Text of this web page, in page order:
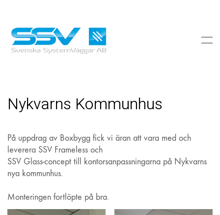
Nykvarns Kommunhus
På uppdrag av Boxbygg fick vi äran att vara med och
leverera SSV Frameless och
SSV Glass-concept till kontorsanpassningarna på Nykvarns
nya kommunhus.
Monteringen fortlöpte på bra.